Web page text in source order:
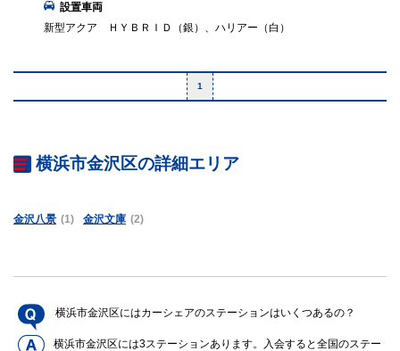
設置車両
新型アクア ＨＹＢＲＩＤ（銀）、ハリアー（白）
1
横浜市金沢区の詳細エリア
金沢八景 (1) 金沢文庫 (2)
横浜市金沢区にはカーシェアのステーションはいくつあるの？
横浜市金沢区には3ステーションあります。入会すると全国のステー